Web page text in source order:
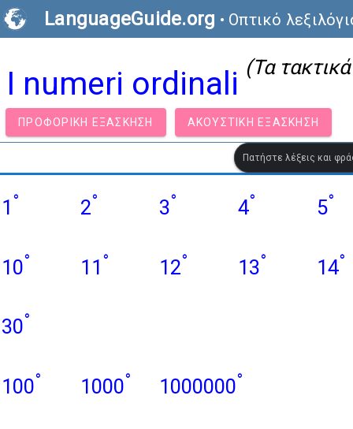
LanguageGuide.org • Οπτικό
I numeri ordinali (Τα
ΠΡΟΦΟΡΙΚΉ ΕΞΆΣΚΗΣΗ ΑΚΟΥΣΤΙΚΉ ΕΞΆΣΚΗΣΗ
Πατήστε λέξεις και
1 ° 2° 3° 4° 5°
10° 11 ° 12° 13° 14°
30°
100° 1000° 1000000°